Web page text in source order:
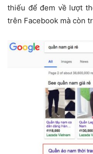
thiếu để đem về lượt
trên Facebook mà còn